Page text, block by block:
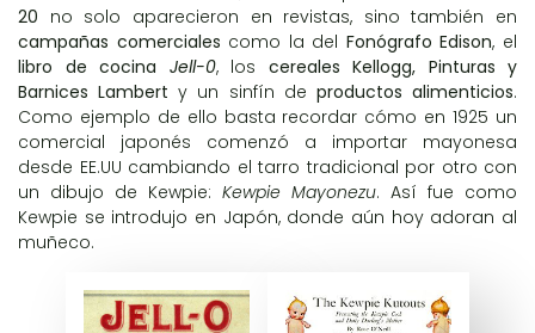
20 no solo aparecieron en revistas, sino también en
campañas comerciales como la del Fonógrafo Edison, el
libro de cocina Jell-0, los cereales Kellogg, Pinturas y
Barnices Lambert y un sinfín de productos alimenticios.
Como ejemplo de ello basta recordar cómo en 1925 un
comercial japonés comenzó a importar mayonesa
desde EE.UU cambiando el tarro tradicional por otro con
un dibujo de Kewpie: Kewpie Mayonezu. Así fue como
Kewpie se introdujo en Japón, donde aún hoy adoran al
muñeco.